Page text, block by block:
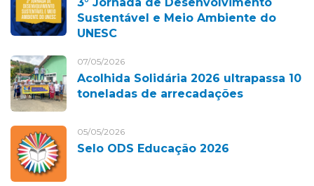
3° Jornada de Desenvolvimento
Sustentável e Meio Ambiente do
UNESC
07/05/2026
Acolhida Solidária 2026 ultrapassa 10
toneladas de arrecadações
05/05/2026
Selo ODS Educação 2026